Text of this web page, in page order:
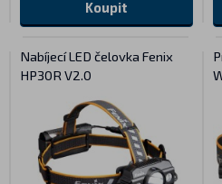
Koupit
Nabíjecí LED čelovka Fenix
HP30R V2.0